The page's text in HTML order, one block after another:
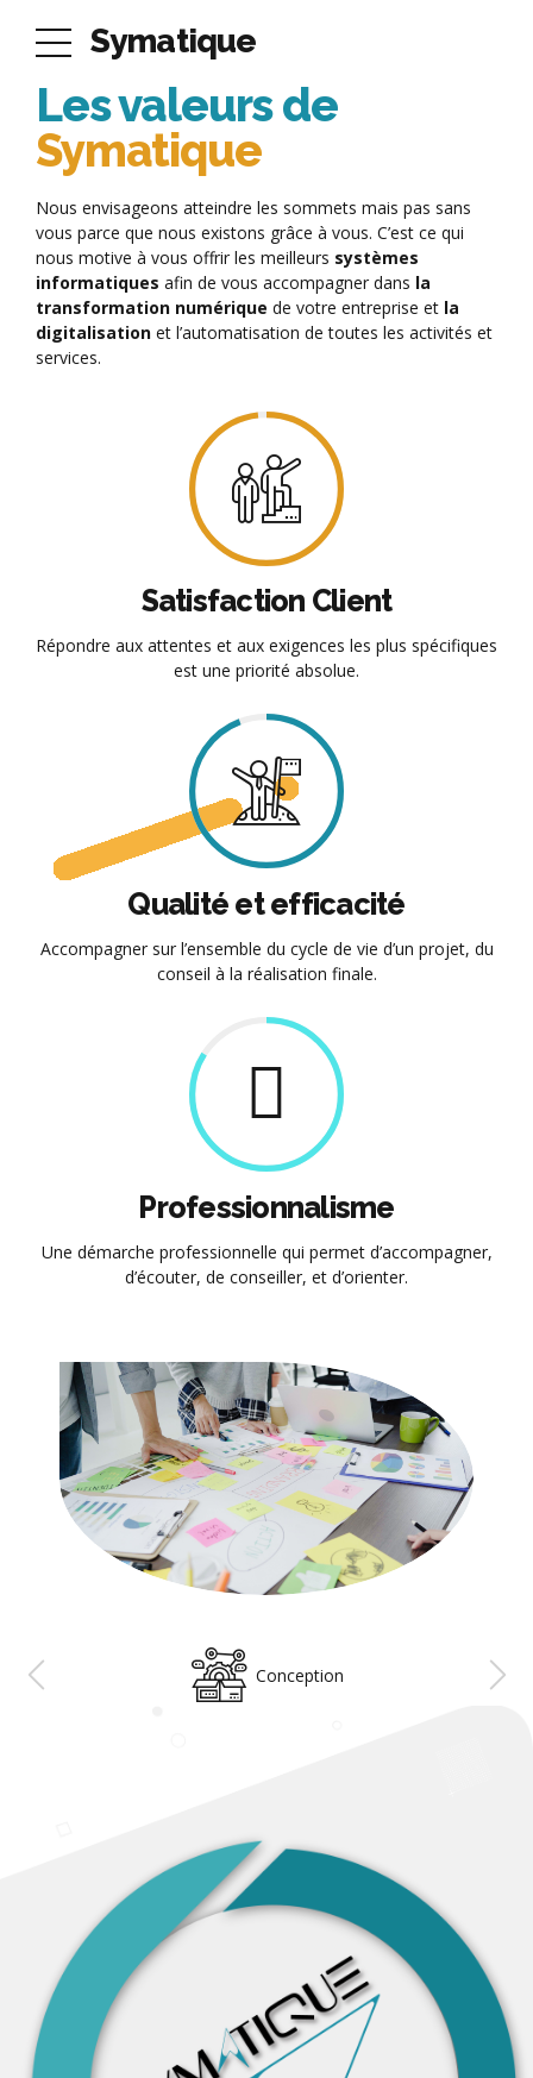
Symatique
Les valeurs de
Symatique
Nous envisageons atteindre les sommets mais pas sans
vous parce que nous existons grâce à vous. C’est ce qui
nous motive à vous offrir les meilleurs systèmes
informatiques afin de vous accompagner dans la
transformation numérique de votre entreprise et la
digitalisation et l’automatisation de toutes les activités et
services.
Satisfaction Client
Répondre aux attentes et aux exigences les plus spécifiques
est une priorité absolue.
Qualité et efficacité
Accompagner sur l’ensemble du cycle de vie d’un projet, du
conseil à la réalisation finale.
Professionnalisme
Une démarche professionnelle qui permet d’accompagner,
d’écouter, de conseiller, et d’orienter.
Conception